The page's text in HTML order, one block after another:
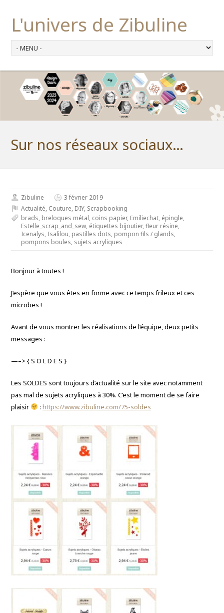
L'univers de Zibuline
Sur nos réseaux sociaux…
Zibuline
3 février 2019
Actualité, Couture, DIY, Scrapbooking
brads, breloques métal, coins papier, Emiliechat, épingle,
Estelle_scrap_and_sew, étiquettes bijoutier,fleur résine,
Icenalys, Isalilou, pastilles dots, pompon fils / glands,
pompons boules, sujets acryliques
Bonjour à toutes !
J’espère que vous êtes en forme avec ce temps frileux et ces
microbes !
Avant de vous montrer les réalisations de l’équipe, deux petits
messages :
—–> { S O L D E S }
Les SOLDES sont toujours d’actualité sur le site avec notamment
pas mal de sujets acryliques à 30%. C’est le moment de se faire
plaisir
:https://www.zibuline.com/75-soldes